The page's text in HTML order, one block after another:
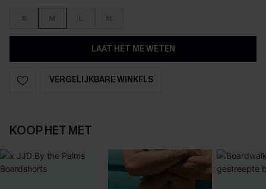
S M L XL
LAAT HET ME WETEN
VERGELIJKBARE WINKELS
KOOP HET MET